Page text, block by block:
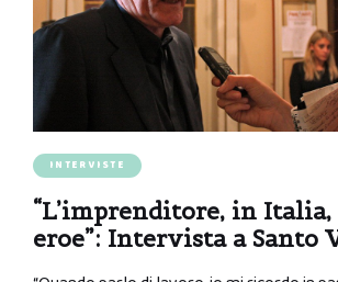
INTERVISTE
“L’imprenditore, in Italia,
eroe”: Intervista a Santo